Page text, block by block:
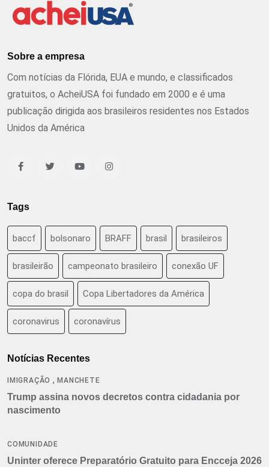
Sobre a empresa
Com notícias da Flórida, EUA e mundo, e classificados
gratuitos, o AcheiUSA foi fundado em 2000 e é uma
publicação dirigida aos brasileiros residentes nos Estados
Unidos da América
Tags
baccf bolsonaro BRAFF brasil brasileiros
brasileirão campeonato brasileiro conexão UF
copa do brasil Copa Libertadores da América
coronavirus coronavírus
Notícias Recentes
IMIGRAÇÃO ,MANCHETE
Trump assina novos decretos contra cidadania por
nascimento
COMUNIDADE
Uninter oferece Preparatório Gratuito para Encceja 2026